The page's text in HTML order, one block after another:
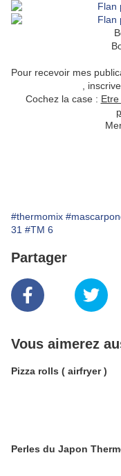
Pour recevoir mes
,
Cochez la case :
#thermomix
31 #TM 6
Partager
Vous aimerez
Pizza rolls ( airfryer )
Perles du Japon